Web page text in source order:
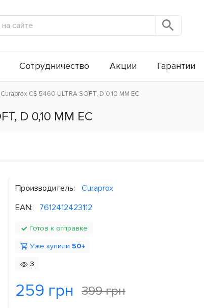
Сотрудничество Акции Гарантии
CS 5460 ULTRA SOFT, D 0,10 ММ ЕС
D 0,10 ММ ЕС
Производитель:
Curaprox
EAN:
7612412423112
Готов к отправке
Уже купили 50+
3
259 грн 399 грн